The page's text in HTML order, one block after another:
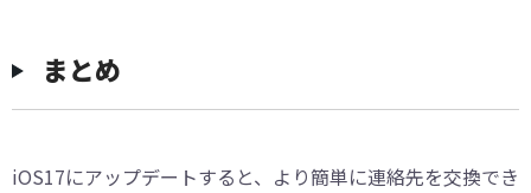
まとめ
iOS17にアップデートすると、より簡単に連絡先を交換でき